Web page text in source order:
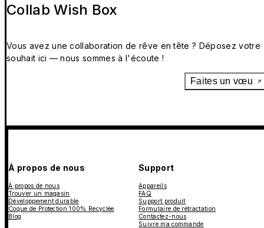
Collab Wish Box
Vous avez une collaboration de rêve en tête ? Déposez votre
souhait ici — nous sommes à l'écoute !
Faites un vœu
À propos de nous
À propos de nous
Trouver un magasin
Développement durable
Coque de Protection 100% Recyclée
Blog
Support
Appareils
FAQ
Support produit
Formulaire de rétractation
Contactez-nous
Suivre ma commande